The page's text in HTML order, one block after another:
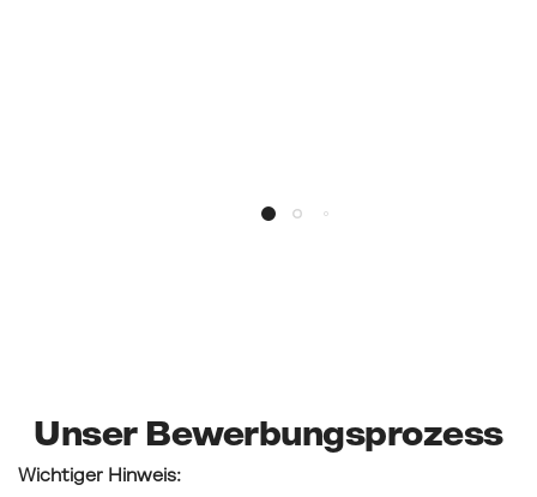
Unser Bewerbungsprozess
Wichtiger Hinweis: